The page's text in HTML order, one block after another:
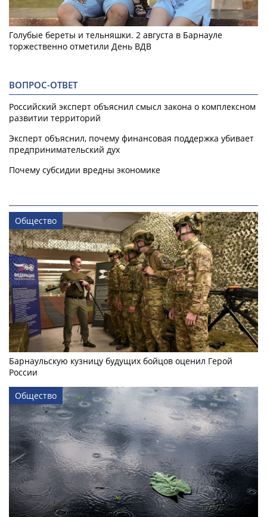
Голубые береты и тельняшки. 2 августа в Барнауле
торжественно отметили День ВДВ
ВОПРОС-ОТВЕТ
Российский эксперт объяснил смысл закона о комплексном
развитии территорий
Эксперт объяснил, почему финансовая поддержка убивает
предпринимательский дух
Почему субсидии вредны экономике
Общество
Барнаульскую кузницу будущих бойцов оценил Герой
России
Общество